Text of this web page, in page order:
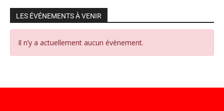
LES ÉVÉNEMENTS À VENIR
Il n’y a actuellement aucun évènement.